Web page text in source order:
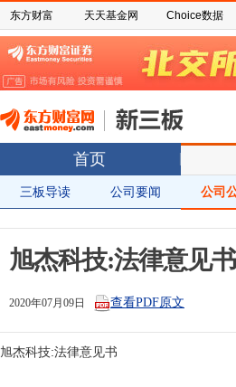
东方财富 天天基金网 Choice数据
首页
三板导读 公司要闻 公司
旭杰科技:法律意见
2020年07月09日 查看PDF原文